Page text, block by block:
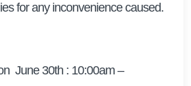
for any inconvenience caused.
June 30th : 10:00am –